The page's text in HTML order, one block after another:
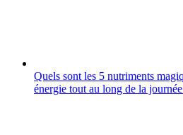
Quels sont les 5 nutriments
énergie tout au long de la